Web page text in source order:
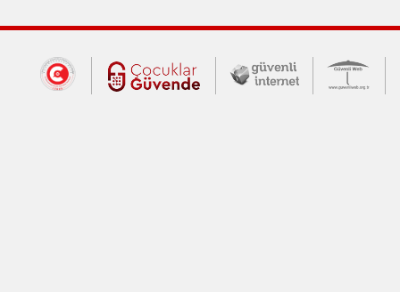
Dış Bağlantılar
Cumhurbaşkanlığı İletişim Merkezi
Çocuklar Güvende (yeni
Güvenli